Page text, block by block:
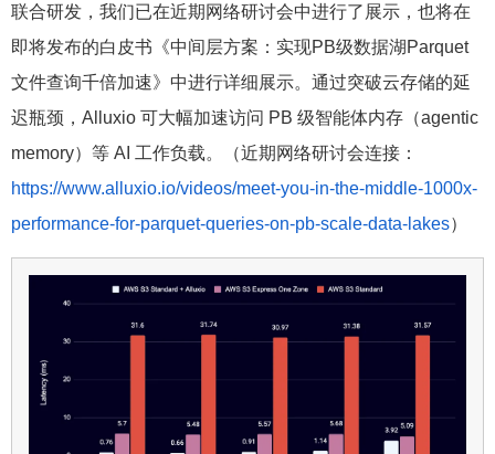
联合研发，我们已在近期网络研讨会中进行了展示，也将在
即将发布的白皮书《中间层方案：实现PB级数据湖Parquet
文件查询千倍加速》中进行详细展示。通过突破云存储的延
迟瓶颈，Alluxio 可大幅加速访问 PB 级智能体内存（agentic
memory）等 AI 工作负载。（近期网络研讨会连接：
https://www.alluxio.io/videos/meet-you-in-the-middle-1000x-
performance-for-parquet-queries-on-pb-scale-data-lakes）